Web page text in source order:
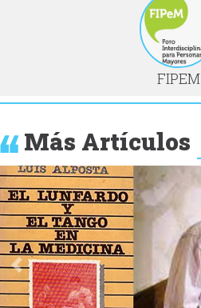
FIPEM
Más Artículos
Anterior